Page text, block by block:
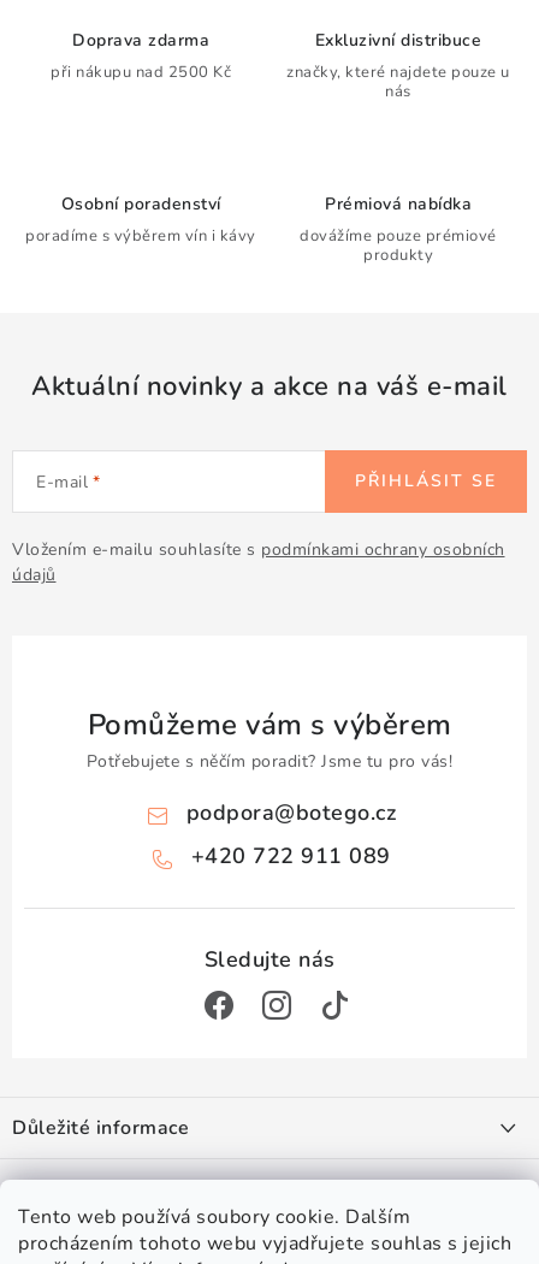
Tento web používá soubory cookie. Dalším
procházením tohoto webu vyjadřujete souhlas s jejich
s
Doprava zdarma
při nákupu nad 2500 Kč
Exkluzivní distribuce
značky, které najdete pouze u
nás
Osobní poradenství
poradíme s výběrem vín i kávy
Prémiová nabídka
dovážíme pouze prémiové
produkty
Aktuální novinky a akce na váš e-mail
E-mail
Vložením e-mailu souhlasíte s podmínkami ochrany osobních
údajů
PŘIHLÁSIT SE
Pomůžeme vám s výběrem
Potřebujete s něčím poradit? Jsme tu pro vás!
podpora@botego.cz
+420 722 911 089
p
a
Důležité informace
Doprava a platba
Obchodní podmínky
Podmínky ochrany osobních údajů
Zajímá vás
Věrnostní program
#botego